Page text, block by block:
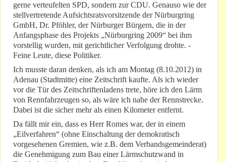
gerne verteufelten SPD, sondern zur CDU. Genauso wie der
stellvertretende Aufsichtsratsvorsitzende der Nürburgring
GmbH, Dr. Pföhler, der Nürburger Bürgern, die in der
Anfangsphase des Projekts „Nürburgring 2009“ bei ihm
vorstellig wurden, mit gerichtlicher Verfolgung drohte. -
Feine Leute, diese Politiker.
Ich musste daran denken, als ich am Montag (8.10.2012) in
Adenau (Stadtmitte) eine Zeitschrift kaufte. Als ich wieder
vor die Tür des Zeitschriftenladens trete, höre ich den Lärm
von Rennfahrzeugen so, als wäre ich nahe der Rennstrecke.
Dabei ist die sicher mehr als einen Kilometer entfernt.
Da fällt mir ein, dass es Herr Romes war, der in einem
„Eilverfahren“ (ohne Einschaltung der demokratisch
vorgesehenen Gremien, wie z.B. dem Verbandsgemeinderat)
die Genehmigung zum Bau einer Lärmschutzwand in